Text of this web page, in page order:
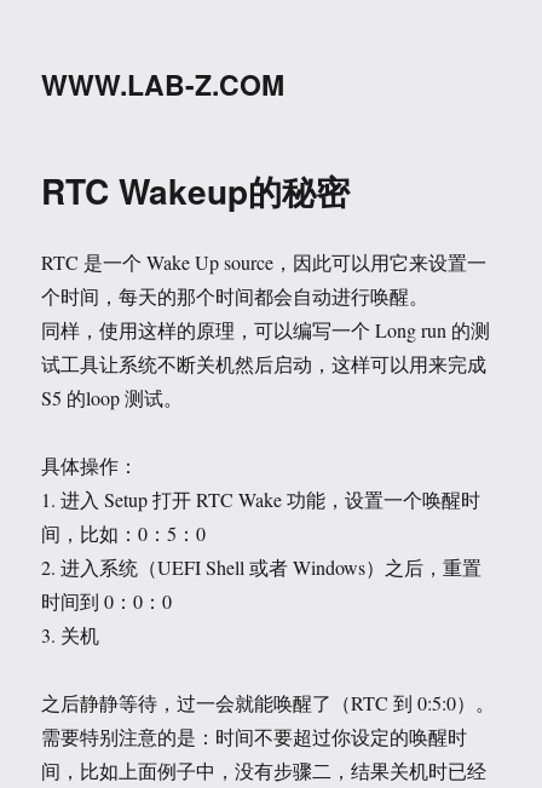
WWW.LAB-Z.COM
RTC Wakeup的秘密
RTC 是一个 Wake Up source，因此可以用它来设置一
个时间，每天的那个时间都会自动进行唤醒。
同样，使用这样的原理，可以编写一个 Long run 的测
试工具让系统不断关机然后启动，这样可以用来完成
S5 的loop 测试。
具体操作：
1. 进入 Setup 打开 RTC Wake 功能，设置一个唤醒时
间，比如：0：5：0
2. 进入系统（UEFI Shell 或者 Windows）之后，重置
时间到 0：0：0
3. 关机
之后静静等待，过一会就能唤醒了（RTC 到 0:5:0）。
需要特别注意的是：时间不要超过你设定的唤醒时
间，比如上面例子中，没有步骤二，结果关机时已经